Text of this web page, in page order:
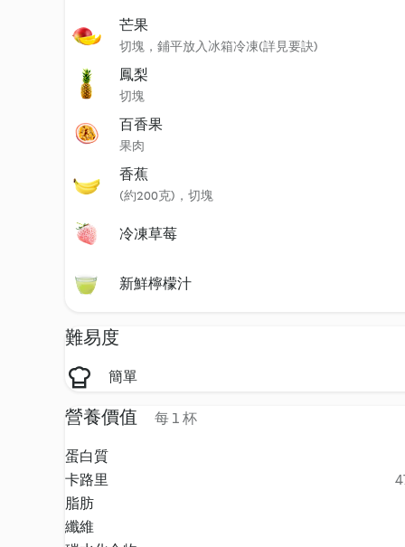
芒果
切塊，鋪平放入冰箱冷凍(詳見要訣)
鳳梨
切塊
百香果
果肉
香蕉
(約200克)，切塊
冷凍草莓
新鮮檸檬汁
難易度
簡單
營養價值 每 1 杯
蛋白質
卡路里
脂肪
纖維